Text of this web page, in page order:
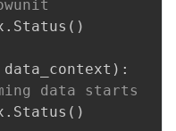
. Status ( )
data_context ) :
data starts
. Status ( )